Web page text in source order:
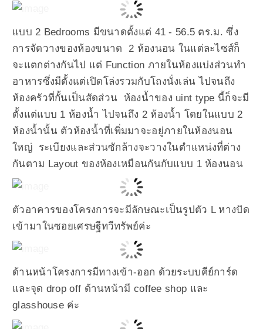
แบบ 2 Bedrooms มีขนาดตั้งแต่ 41 - 56.5 ตร.ม. ซึ่ง
การจัดวางของห้องขนาด 2 ห้องนอน ในแต่ละไซส์ก็
จะแตกต่างกันไป แต่ Function ภายในห้องแบ่งส่วนทำ
อาหารซึ่งมีตั้งแต่เปิดโล่งรวมกับโถงนั่งเล่น ไปจนถึง
ห้องครัวที่กั้นเป็นสัดส่วน ห้องน้ำของ uint type นี้ก็จะมี
ตั้งแต่แบบ 1 ห้องน้ำ ไปจนถึง 2 ห้องน้ำ โดยในแบบ 2
ห้องน้ำนั้น ตัวห้องน้ำที่เพิ่มมาจะอยู่ภายในห้องนอน
ใหญ่ ระเบียงและส่วนซักล้างจะวางในตำแหน่งที่ต่าง
กันตาม Layout ของห้องเหมือนกันกับแบบ 1 ห้องนอน
ตัวอาคารของโครงการจะมีลักษณะเป็นรูปตัว L หางปัด
เข้ามาในซอยเศรษฐีทวีทรัพย์ค่ะ
ด้านหน้าโครงการมีทางเข้า-ออก ด้วยระบบคีย์การ์ด
และจุด drop off ด้านหน้ามี coffee shop และ
glasshouse ค่ะ